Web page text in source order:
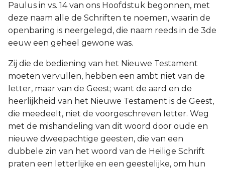
Paulus in vs. 14 van ons Hoofdstuk begonnen, met
deze naam alle de Schriften te noemen, waarin de
openbaring is neergelegd, die naam reeds in de 3de
eeuw een geheel gewone was.
Zij die de bediening van het Nieuwe Testament
moeten vervullen, hebben een ambt niet van de
letter, maar van de Geest; want de aard en de
heerlijkheid van het Nieuwe Testament is de Geest,
die meedeelt, niet de voorgeschreven letter. Weg
met de mishandeling van dit woord door oude en
nieuwe dweepachtige geesten, die van een
dubbele zin van het woord van de Heilige Schrift
praten een letterlijke en een geestelijke, om hun